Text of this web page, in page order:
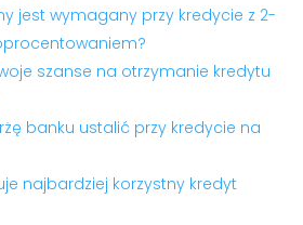
jest wymagany przy kredycie z 2-
szanse na otrzymanie kredytu
banku ustalić przy kredycie na
najbardziej korzystny kredyt